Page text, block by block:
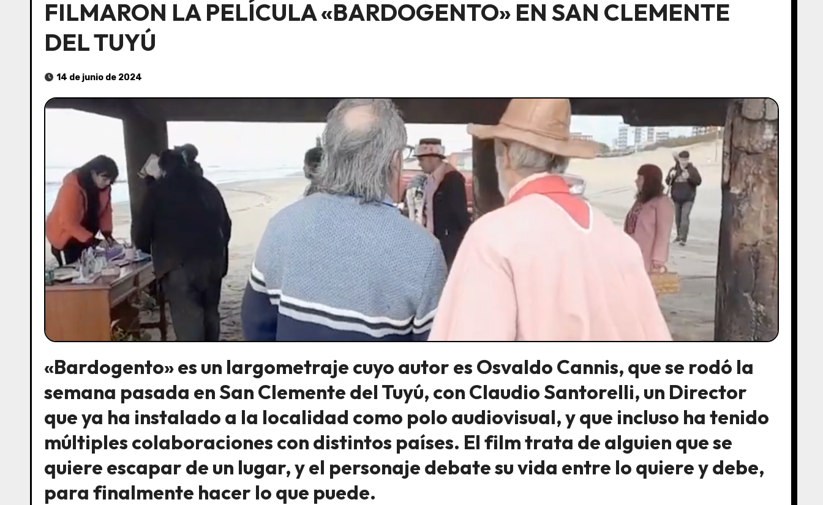
FILMARON LA PELÍCULA «BARDOGENTO» EN SAN CLEMENTE
DEL TUYÚ
14 de junio de 2024
«Bardogento» es un largometraje cuyo autor es Osvaldo Cannis, que se rodó la
semana pasada en San Clemente del Tuyú, con Claudio Santorelli, un Director
que ya ha instalado a la localidad como polo audiovisual, y que incluso ha tenido
múltiples colaboraciones con distintos países. El film trata de alguien que se
quiere escapar de un lugar, y el personaje debate su vida entre lo quiere y debe,
para finalmente hacer lo que puede.